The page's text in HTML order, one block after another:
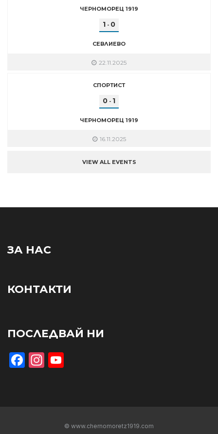
ЧЕРНОМОРЕЦ 1919
1 - 0
СЕВЛИЕВО
22.11.2025
СПОРТИСТ
0 - 1
ЧЕРНОМОРЕЦ 1919
16.11.2025
VIEW ALL EVENTS
ЗА НАС
КОНТАКТИ
ПОСЛЕДВАЙ НИ
Facebook
Instagram
© www.chernomoretz1919.com